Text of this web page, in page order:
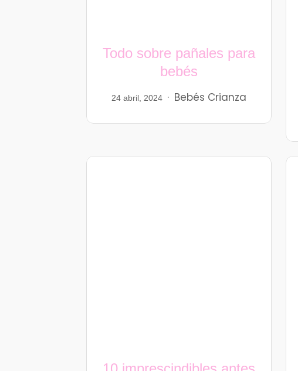
Todo sobre pañales para
bebés
24 abril, 2024 Bebés Crianza